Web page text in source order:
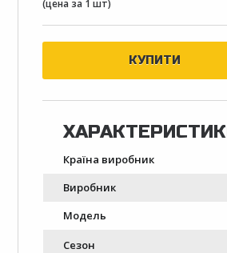
Країна виробник
Виробник
Модель
Сезон